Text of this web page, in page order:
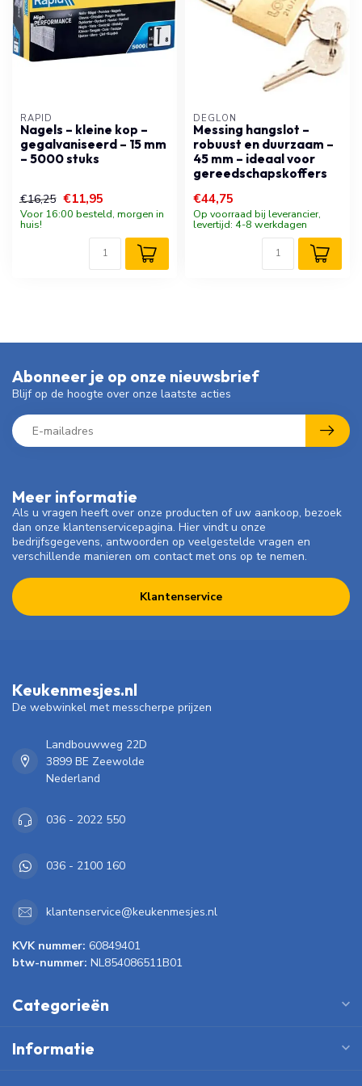
RAPID
Nagels – kleine kop –
gegalvaniseerd – 15 mm
– 5000 stuks
€16,25 €11,95
Voor 16:00 besteld, morgen in
huis!
DÉGLON
Messing hangslot –
robuust en duurzaam –
45 mm – ideaal voor
gereedschapskoffers
€44,75
Op voorraad bij leverancier,
levertijd: 4-8 werkdagen
Meer informatie
Als u vragen heeft over onze producten of uw aankoop, bezoek
dan onze klantenservicepagina. Hier vindt u onze
bedrijfsgegevens, antwoorden op veelgestelde vragen en
verschillende manieren om contact met ons op te nemen.
Klantenservice
Abonneer je op onze nieuwsbrief
Blijf op de hoogte over onze laatste acties
Keukenmesjes.nl
De webwinkel met messcherpe prijzen
Landbouwweg 22D
3899 BE Zeewolde
Nederland
036 - 2022 550
036 - 2100 160
klantenservice@keukenmesjes.nl
KVK nummer: 60849401
btw-nummer: NL854086511B01
Categorieën
Informatie